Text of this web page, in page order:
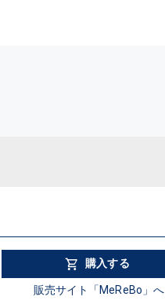
購入する
販売サイト「MeReBo」へ